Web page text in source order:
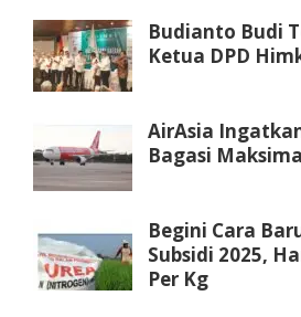
Budianto Budi
Ketua DPD
AirAsia
Bagasi
Begini Cara
Subsidi 2025,
Per Kg